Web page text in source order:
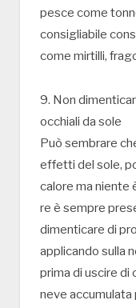
pesce come
consigliabile
come mirtilli,
9. Non
occhiali da sole
Può sembrare
effetti del sole,
calore ma niente
re è sempre
dimenticare di
applicando sulla
prima di uscire di
neve